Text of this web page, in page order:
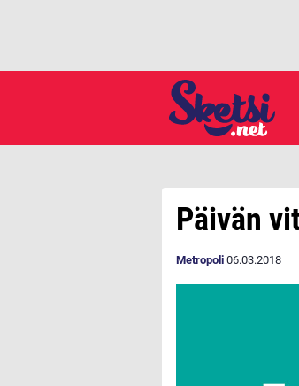
Päivän
Metropoli 06.03.2018